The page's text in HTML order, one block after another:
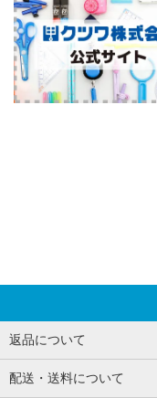
返品について
配送・送料について